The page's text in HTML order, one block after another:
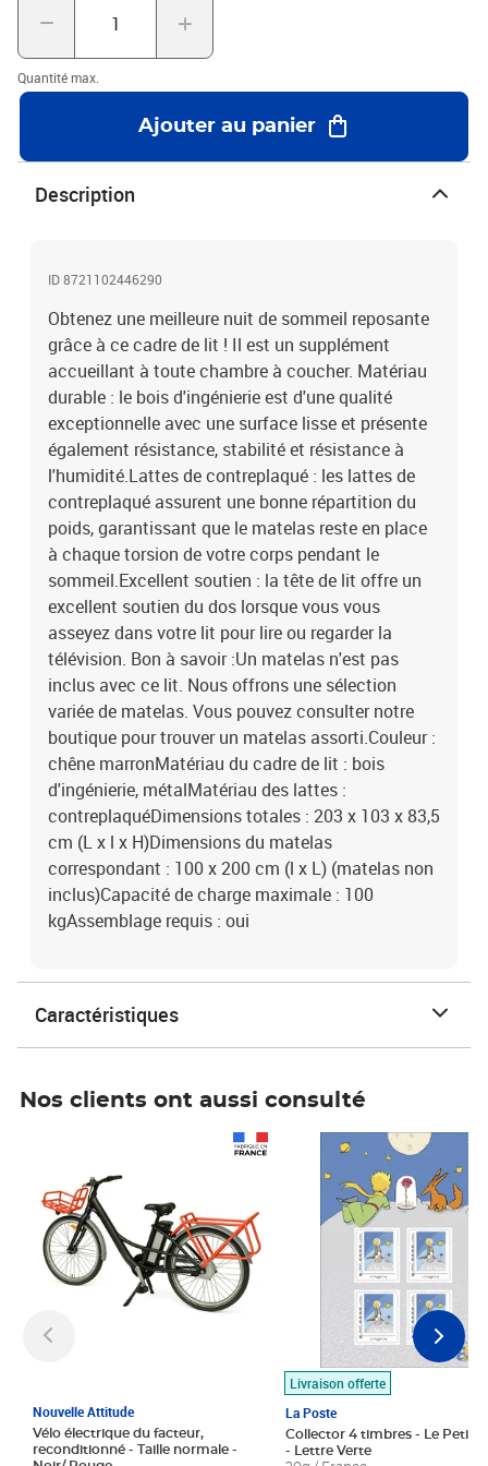
marronMatériau du cadre de lit : bois d'ingénierie, métalMatériau
(L x l x H)Dimensions du matelas correspondant : 100 x 200 cm (l x
L) (matelas non inclus)Capacité de charge maximale : 100
Quantité max.
Ajouter au panier
Description
ID 8721102446290
Obtenez une meilleure nuit de sommeil reposante
grâce à ce cadre de lit ! Il est un supplément
accueillant à toute chambre à coucher. Matériau
durable : le bois d'ingénierie est d'une qualité
exceptionnelle avec une surface lisse et présente
également résistance, stabilité et résistance à
l'humidité.Lattes de contreplaqué : les lattes de
contreplaqué assurent une bonne répartition du
poids, garantissant que le matelas reste en place
à chaque torsion de votre corps pendant le
sommeil.Excellent soutien : la tête de lit offre un
excellent soutien du dos lorsque vous vous
asseyez dans votre lit pour lire ou regarder la
télévision. Bon à savoir :Un matelas n'est pas
inclus avec ce lit. Nous offrons une sélection
variée de matelas. Vous pouvez consulter notre
boutique pour trouver un matelas assorti.Couleur :
chêne marronMatériau du cadre de lit : bois
d'ingénierie, métalMatériau des lattes :
contreplaquéDimensions totales : 203 x 103 x 83,5
cm (L x l x H)Dimensions du matelas
correspondant : 100 x 200 cm (l x L) (matelas non
inclus)Capacité de charge maximale : 100
kgAssemblage requis : oui
Caractéristiques
Nos clients ont aussi consulté
Nouvelle Attitude
Vélo électrique du facteur,
reconditionné - Taille normale -
Livraison offerte
La Poste
Collector 4 timbres - Le Petit
- Lettre Verte
Prix 7,50€